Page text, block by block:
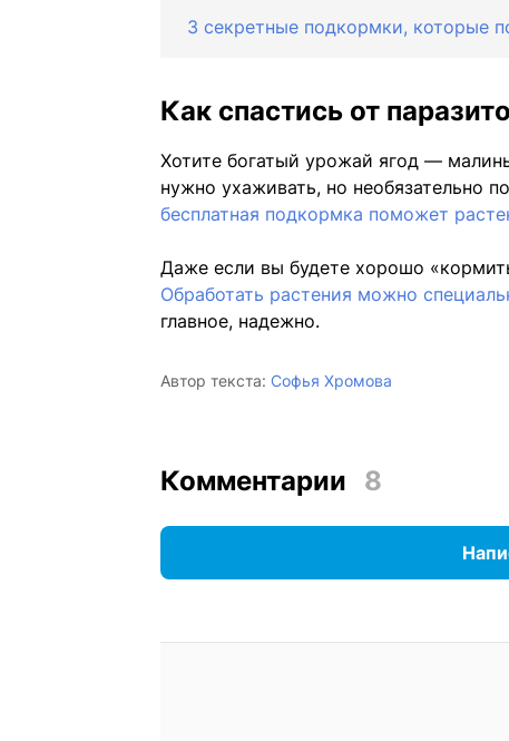
3 секретные подкормки, которые
Как спастись от
Хотите богатый урожай ягод —
нужно ухаживать, но необязательно
бесплатная подкормка поможет
Даже если вы будете хорошо
Обработать растения можно
главное, надежно.
Автор текста: Софья Хромова
Комментарии 8